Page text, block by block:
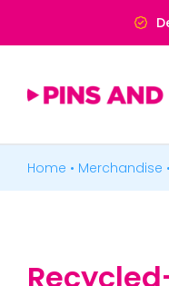
Home • Merchandise •
PINS & SPELDJES